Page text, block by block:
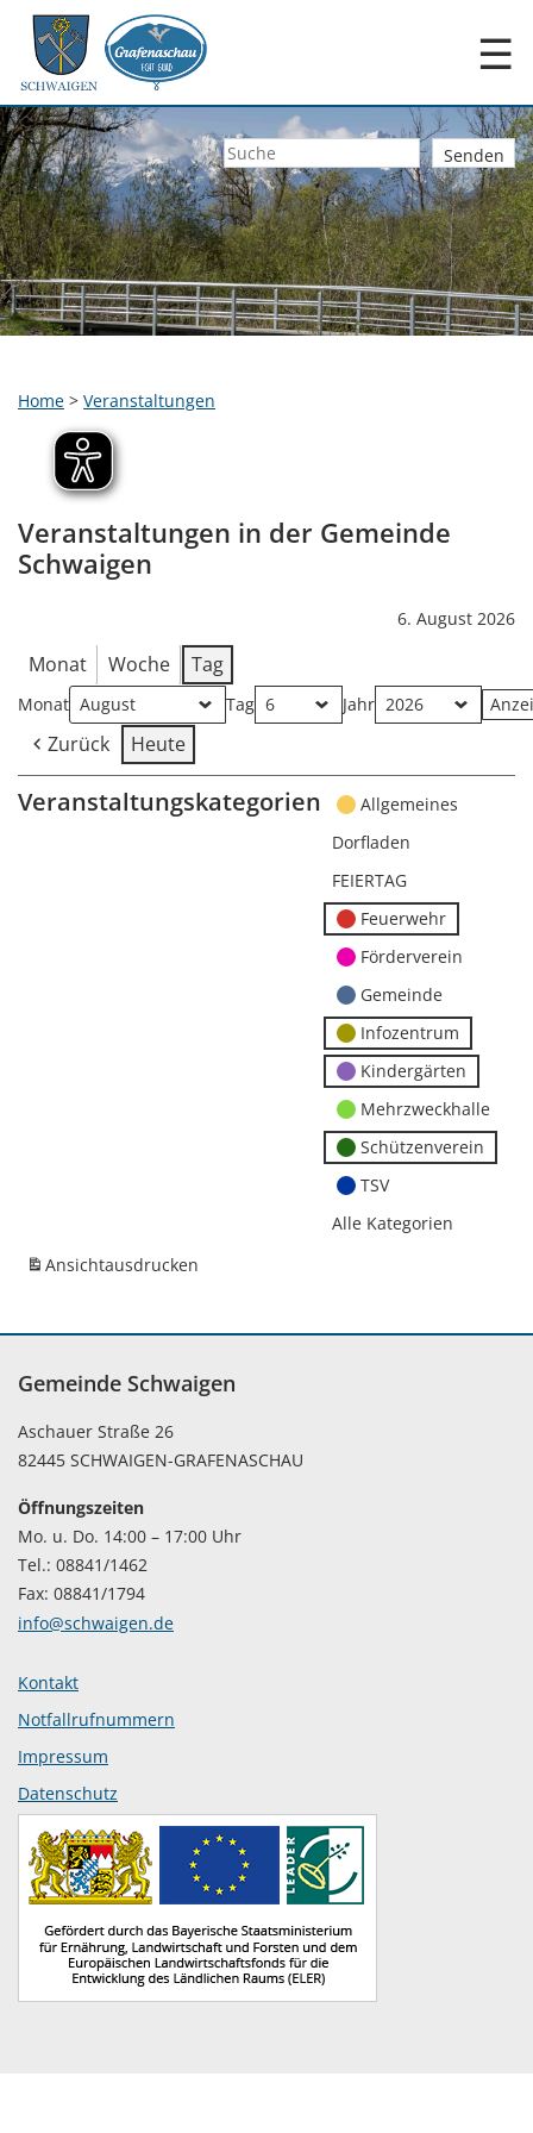
☰
Home > Veranstaltungen
Veranstaltungen in der Gemeinde
Schwaigen
6. August 2026
Monat Woche Tag
Monat Tag Jahr
Zurück Heute
Veranstaltungskategorien
Allgemeines
Dorfladen
FEIERTAG
Feuerwehr
Förderverein
Gemeinde
Infozentrum
Kindergärten
Mehrzweckhalle
Schützenverein
TSV
Alle Kategorien
Ansichtausdrucken
Gemeinde Schwaigen
Aschauer Straße 26
82445 SCHWAIGEN-GRAFENASCHAU
Öffnungszeiten
Mo. u. Do. 14:00 – 17:00 Uhr
Tel.: 08841/1462
Fax: 08841/1794
info@schwaigen.de
Kontakt
Notfallrufnummern
Impressum
Datenschutz